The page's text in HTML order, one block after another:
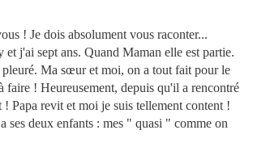
! Je dois absolument vous raconter...
et j'ai sept ans. Quand Maman elle est partie.
pleuré. Ma sœur et moi, on a tout fait pour le
faire ! Heureusement, depuis qu'il a rencontré
Papa revit et moi je suis tellement content !
ses deux enfants : mes " quasi " comme on